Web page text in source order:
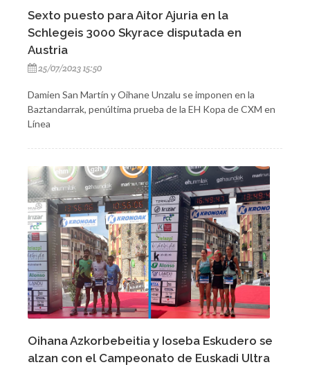
Sexto puesto para Aitor Ajuria en la
Schlegeis 3000 Skyrace disputada en
Austria
25/07/2023 15:50
Damien San Martín y Oihane Unzalu se imponen en la
Baztandarrak, penúltima prueba de la EH Kopa de CXM en
Línea
Oihana Azkorbebeitia y Ioseba Eskudero se
alzan con el Campeonato de Euskadi Ultra